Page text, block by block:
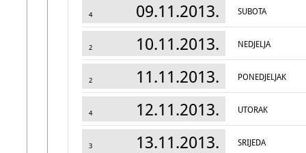
4 09.11.2013. SUBOTA
2 10.11.2013. NEDJELJA
2 11.11.2013. PONEDJELJAK
4 12.11.2013. UTORAK
3 13.11.2013. SRIJEDA